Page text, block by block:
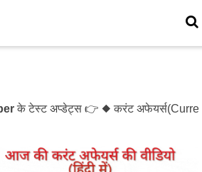
अप्डेट्स 👉 ◆ करंट अफेयर्स(Current